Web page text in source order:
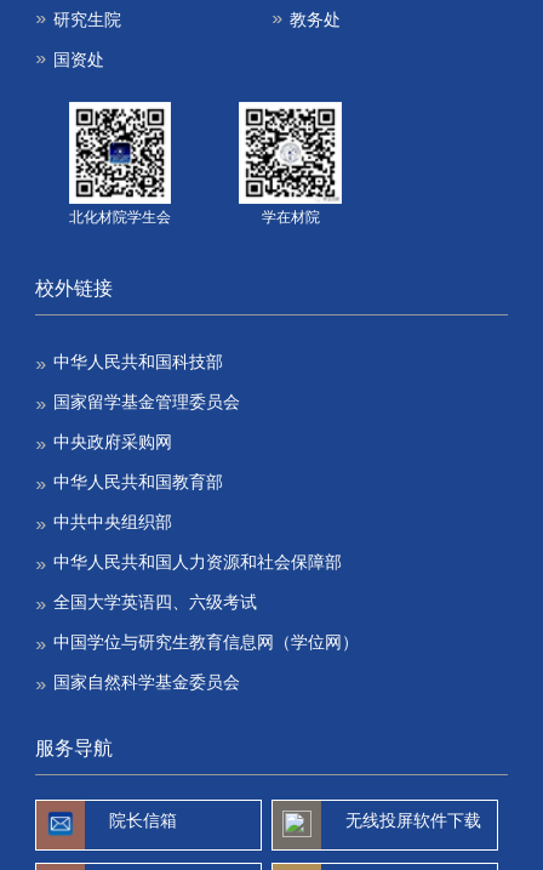
研究生院 教务处
国资处
北化材院学生会 学在材院
校外链接
中华人民共和国科技部
国家留学基金管理委员会
中央政府采购网
中华人民共和国教育部
中共中央组织部
中华人民共和国人力资源和社会保障部
全国大学英语四、六级考试
中国学位与研究生教育信息网（学位网）
国家自然科学基金委员会
服务导航
院长信箱 无线投屏软件下载